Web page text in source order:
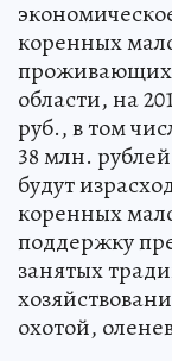
коренных
проживающих
области, на
руб., в том
38 млн.
будут
коренных
поддержку
занятых
охотой,